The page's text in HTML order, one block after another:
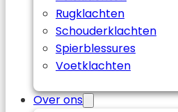
Rugklachten
Schouderklachten
Spierblessures
Voetklachten
Over ons